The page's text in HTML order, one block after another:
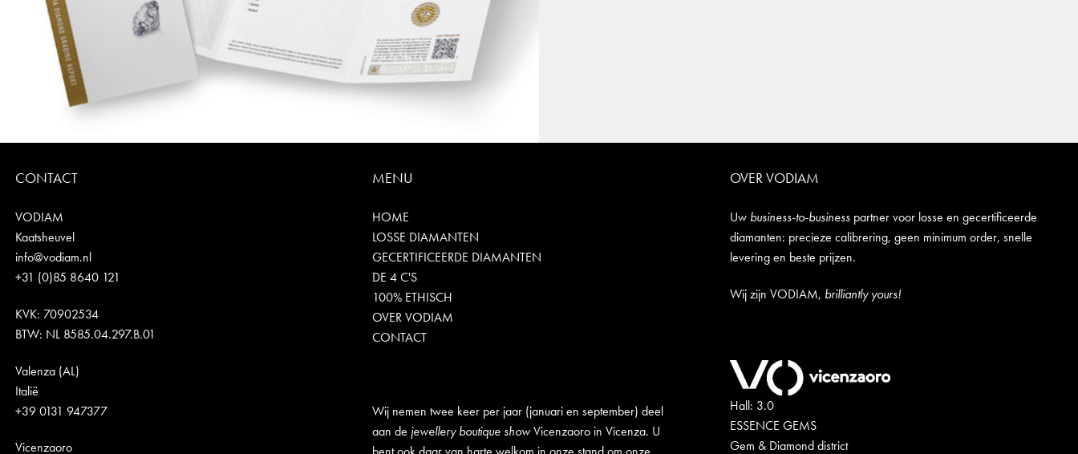
CONTACT
VODIAM
Kaatsheuvel
info@vodiam.nl
+31 (0)85 8640 121
KVK: 70902534
BTW: NL 8585.04.297.B.01
Valenza (AL)
Italië
+39 0131 947377
Vicenzaoro
MENU
HOME
LOSSE DIAMANTEN
GECERTIFICEERDE DIAMANTEN
DE 4 C'S
100% ETHISCH
OVER VODIAM
CONTACT
Wij nemen twee keer per jaar (januari en september) deel
aan de jewellery boutique showVicenzaoro in Vicenza. U
OVER VODIAM
Uw business-to-businesspartner voor losse en gecertificeerde
diamanten: precieze calibrering, geen minimum order, snelle
levering en beste prijzen.
Wij zijn VODIAM, brilliantly yours!
Hall: 3.0
ESSENCE GEMS
Gem & Diamond district